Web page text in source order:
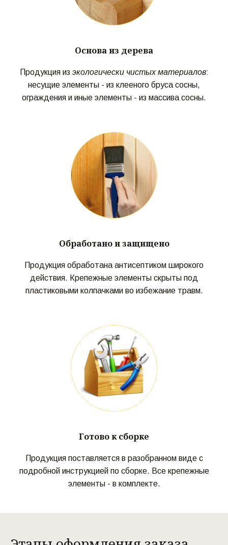
Основа из дерева
Продукция из экологически чистых материалов:
несущие элементы - из клееного бруса сосны,
ограждения и иные элементы - из массива сосны.
Обработано и защищено
Продукция обработана антисептиком широкого
действия. Крепежные элементы скрыты под
пластиковыми колпачками во избежание травм.
Готово к сборке
Продукция поставляется в разобранном виде с
подробной инструкцией по сборке. Все крепежные
элементы - в комплекте.